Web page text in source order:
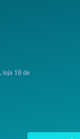
loja 18 de